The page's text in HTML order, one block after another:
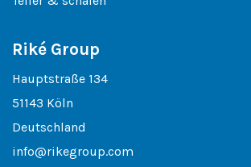
Riké Group
Hauptstraße 134
51143 Köln
Deutschland
info@rikegroup.com